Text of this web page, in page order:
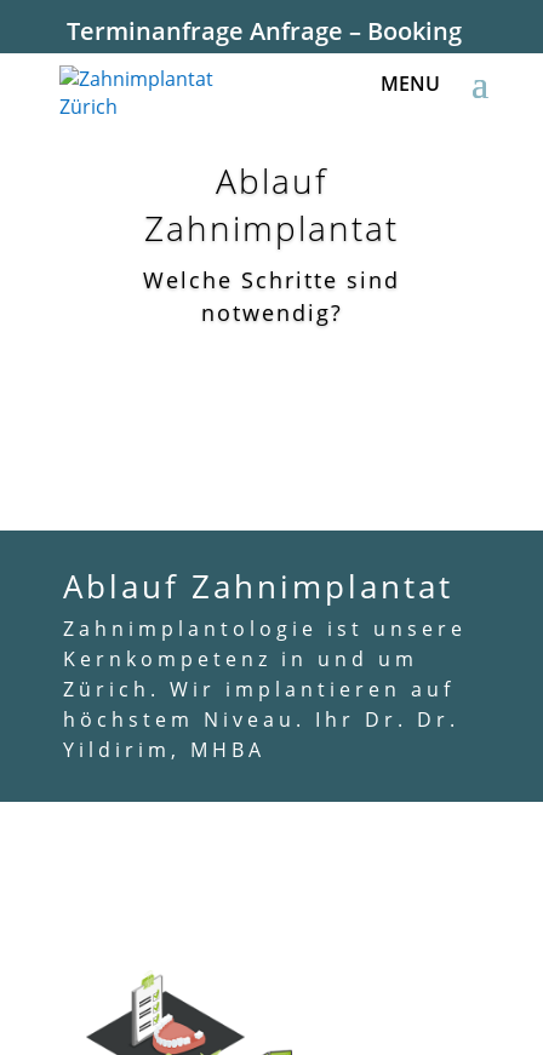
Terminanfrage Anfrage – Booking
Ablauf
Zahnimplantat
Welche Schritte sind
notwendig?
Ablauf Zahnimplantat
Zahnimplantologie ist unsere
Kernkompetenz in und um
Zürich. Wir implantieren auf
höchstem Niveau. Ihr Dr. Dr.
Yildirim, MHBA